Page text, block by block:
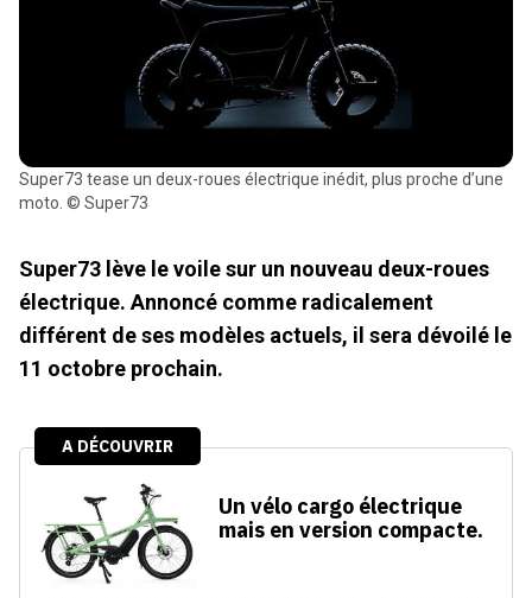
Super73 tease un deux-roues électrique inédit, plus proche d’une
moto. © Super73
Super73 lève le voile sur un nouveau deux-roues
électrique. Annoncé comme radicalement
différent de ses modèles actuels, il sera dévoilé le
11 octobre prochain.